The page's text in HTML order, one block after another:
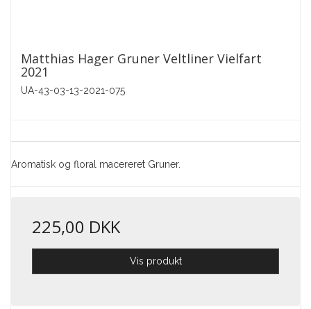
Matthias Hager Gruner Veltliner Vielfart
2021
UA-43-03-13-2021-075
Aromatisk og floral macereret Gruner.
225,00 DKK
Vis produkt